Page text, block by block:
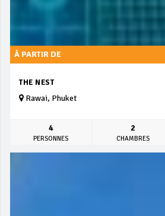
À PARTIR DE
THE NEST
Rawai, Phuket
4
PERSONNES
2
CHAMBRES